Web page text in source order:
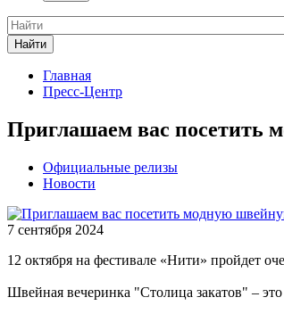
Найти
Главная
Пресс-Центр
Приглашаем вас посетить
Официальные релизы
Новости
7 сентября 2024
12 октября на фестивале «Нити» пройдет
Швейная вечеринка "Столица закатов" – это